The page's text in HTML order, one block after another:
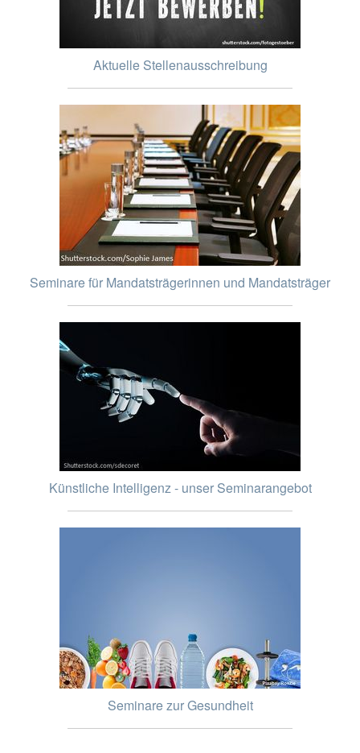
Aktuelle Stellenausschreibung
Seminare für Mandatsträgerinnen und Mandatsträger
Künstliche Intelligenz - unser Seminarangebot
Seminare zur Gesundheit